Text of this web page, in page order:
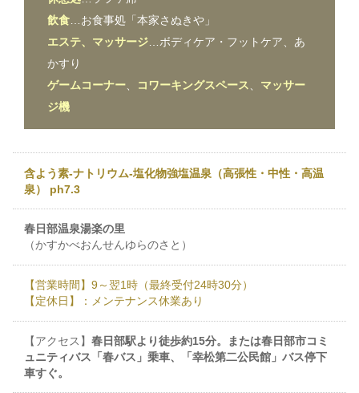
飲食 …お食事処「本家さぬきや」
エステ、マッサージ …ボディケア・フットケア、あ
かすり
ゲームコーナー
コワーキングスペース
マッサー
ジ機
含よう素-ナトリウム-塩化物強塩温泉（高張性・中性・高温
泉） ph7.3
春日部温泉湯楽の里
（かすかべおんせんゆらのさと）
【営業時間】9～翌1時（最終受付24時30分）
【定休日】：メンテナンス休業あり
【アクセス】春日部駅より徒歩約15分。または春日部市コミ
ュニティバス「春バス」乗車、「幸松第二公民館」バス停下
車すぐ。